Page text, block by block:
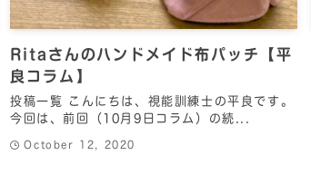
Ritaさんのハンドメイド布パッチ【平
良コラム】
投稿一覧 こんにちは、視能訓練士の平良です。
今回は、前回（10月9日コラム）の続...
October 12, 2020